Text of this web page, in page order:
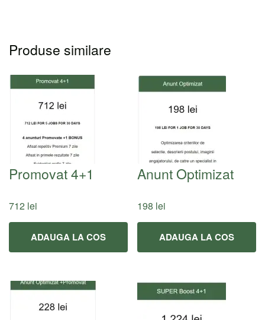
Produse similare
Promovat 4+1
712 lei
ADAUGA LA COS
Anunt Optimizat
198 lei
ADAUGA LA COS